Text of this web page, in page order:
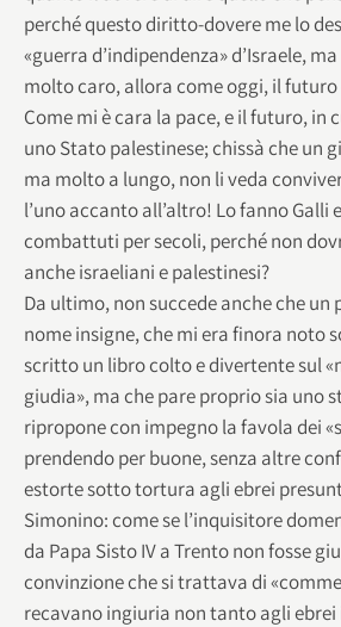
perché questo diritto-dovere me lo
«guerra d’indipendenza» d’Israele,
molto caro, allora come oggi, il
Come mi è cara la pace, e il futuro, in
uno Stato palestinese; chissà che un
ma molto a lungo, non li veda
l’uno accanto all’altro! Lo fanno Galli
combattuti per secoli, perché non
anche israeliani e palestinesi?
Da ultimo, non succede anche che un
nome insigne, che mi era finora noto
scritto un libro colto e divertente sul
giudia», ma che pare proprio sia uno
ripropone con impegno la favola dei
prendendo per buone, senza altre
estorte sotto tortura agli ebrei
Simonino: come se l’inquisitore
da Papa Sisto IV a Trento non fosse
convinzione che si trattava di
recavano ingiuria non tanto agli